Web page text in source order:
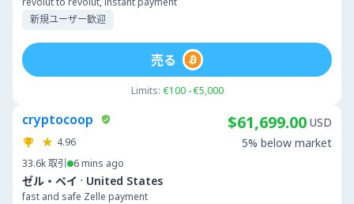
新規ユーザー歓迎
Limits: €100 - €5,000
売る
cryptocoop
4.96
33.6k取引 6 mins ago
ゼル・ペイ · United States
fast and safe Zelle payment
$61,699.00 USD
5% below market